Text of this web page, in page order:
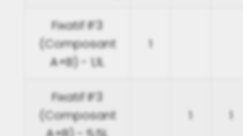
Fixatif IF3
(Composant
A+B) - 1,1L
1
Fixatif IF3
(Composant
1 1